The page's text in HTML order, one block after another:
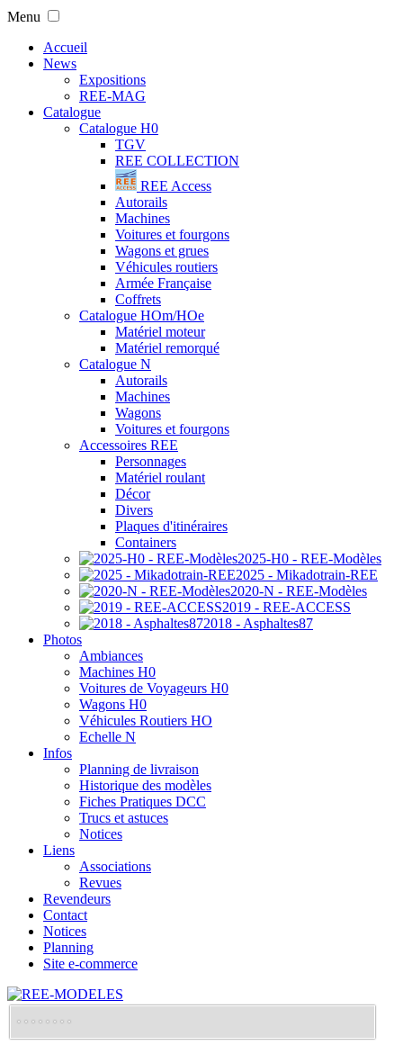
Menu
Accueil
News
Expositions
REE-MAG
Catalogue
Catalogue H0
TGV
REE COLLECTION
REE Access
Autorails
Machines
Voitures et fourgons
Wagons et grues
Véhicules routiers
Armée Française
Coffrets
Catalogue HOm/HOe
Matériel moteur
Matériel remorqué
Catalogue N
Autorails
Machines
Wagons
Voitures et fourgons
Accessoires REE
Personnages
Matériel roulant
Décor
Divers
Plaques d'itinéraires
Containers
2025-H0 - REE-Modèles
2025 - Mikadotrain-REE
2020-N - REE-Modèles
2019 - REE-ACCESS
2018 - Asphaltes87
Photos
Ambiances
Machines H0
Voitures de Voyageurs H0
Wagons H0
Véhicules Routiers HO
Echelle N
Infos
Planning de livraison
Historique des modèles
Fiches Pratiques DCC
Trucs et astuces
Notices
Liens
Associations
Revues
Revendeurs
Contact
Notices
Planning
Site e-commerce